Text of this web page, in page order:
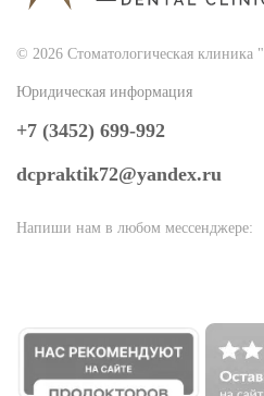
© 2026 Стоматологическая
Юридическая информация
+7 (3452) 699-992
dcpraktik72@yandex.ru
Напиши нам в любом мессенджере: